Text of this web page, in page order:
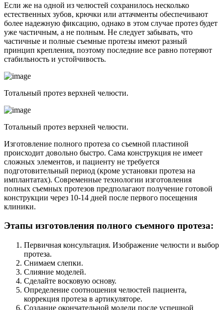
Если же на одной из челюстей сохранилось несколько
естественных зубов, крючки или аттачменты обеспечивают
более надежную фиксацию, однако в этом случае протез будет
уже частичным, а не полным. Не следует забывать, что
частичные и полные съемные протезы имеют разный
принцип крепления, поэтому последние все равно потеряют
стабильность и устойчивость.
Тотальный протез верхней челюсти.
Тотальный протез верхней челюсти.
Изготовление полного протеза со съемной пластиной
происходит довольно быстро. Сама конструкция не имеет
сложных элементов, и пациенту не требуется
подготовительный период (кроме установки протеза на
имплантатах). Современные технологии изготовления
полных съемных протезов предполагают получение готовой
конструкции через 10-14 дней после первого посещения
клиники.
Этапы изготовления полного съемного протеза:
Первичная консультация. Изображение челюсти и выбор
протеза.
Снимаем слепки.
Слияние моделей.
Сделайте восковую основу.
Определение соотношения челюстей пациента,
коррекция протеза в артикуляторе.
Создание окончательной модели после успешной